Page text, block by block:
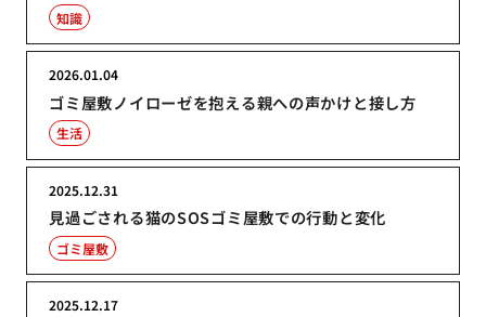
知識
ゴミ屋敷ノイローゼを抱える親への声かけと接し方
2026.01.04
生活
見過ごされる猫のSOSゴミ屋敷での行動と変化
2025.12.31
ゴミ屋敷
2025.12.17